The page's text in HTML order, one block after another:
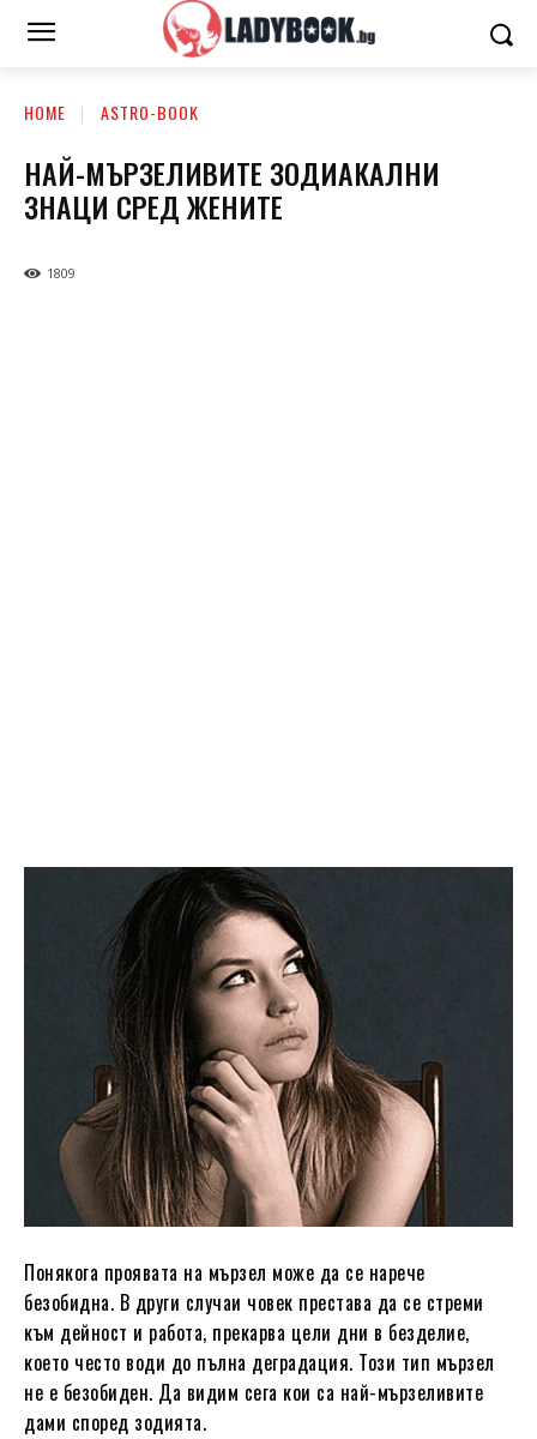
HOME ASTRO-BOOK
НАЙ-МЪРЗЕЛИВИТЕ ЗОДИАКАЛНИ
ЗНАЦИ СРЕД ЖЕНИТЕ
1809
Понякога проявата на мързел може да се нарече
безобидна. В други случаи човек престава да се стреми
към дейност и работа, прекарва цели дни в безделие,
което често води до пълна деградация. Този тип мързел
не е безобиден. Да видим сега кои са най-мързеливите
дами според зодията.